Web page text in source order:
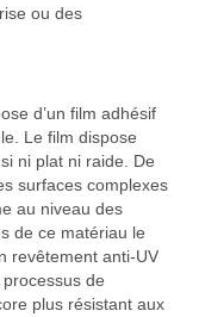
ou des
d’un film adhésif
Le film dispose
ni plat ni raide. De
surfaces complexes
au niveau des
de ce matériau le
revêtement anti-UV
de
plus résistant aux